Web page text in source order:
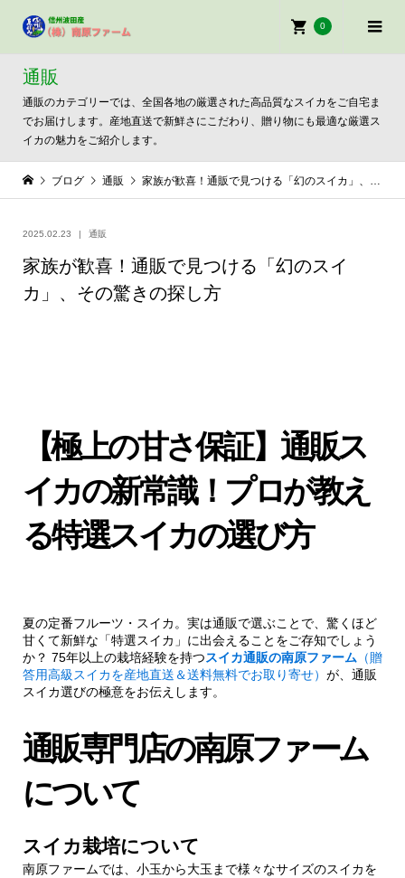
0
通販
通販のカテゴリーでは、全国各地の厳選された高品質なスイカをご自宅ま
でお届けします。産地直送で新鮮さにこだわり、贈り物にも最適な厳選ス
イカの魅力をご紹介します。
ブログ 通販 家族が歓喜！通販で見つける「幻のスイカ」、その驚きの探し方
2025.02.23 通販
家族が歓喜！通販で見つける「幻のスイ
カ」、その驚きの探し方
【極上の甘さ保証】通販ス
イカの新常識！プロが教え
る特選スイカの選び方
夏の定番フルーツ・スイカ。実は通販で選ぶことで、驚くほど
甘くて新鮮な「特選スイカ」に出会えることをご存知でしょう
か？ 75年以上の栽培経験を持つスイカ通販の南原ファーム （贈
答用高級スイカを産地直送＆送料無料でお取り寄せ） が、通販
スイカ選びの極意をお伝えします。
通販専門店の南原ファーム
について
スイカ栽培について
南原ファームでは、小玉から大玉まで様々なサイズのスイカを